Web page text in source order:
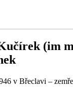
(im
v Břeclavi –